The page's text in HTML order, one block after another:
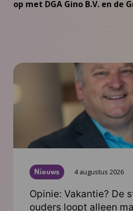
op met DGA Gino B.V. en de
Nieuws 4 augustus 2026
Opinie: Vakantie? De
ouders loopt alleen